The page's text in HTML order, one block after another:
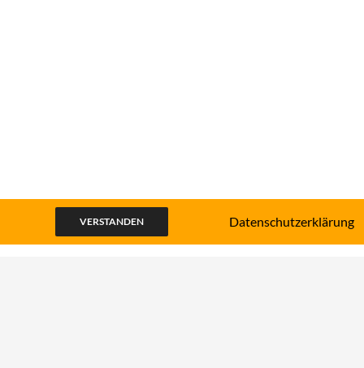
VERSTANDEN Datenschutzerklärung